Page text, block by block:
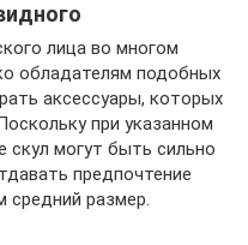
лица во многом
обладателям подобных
аксессуары, которых
при указанном
скул могут быть сильно
предпочтение
средний размер.